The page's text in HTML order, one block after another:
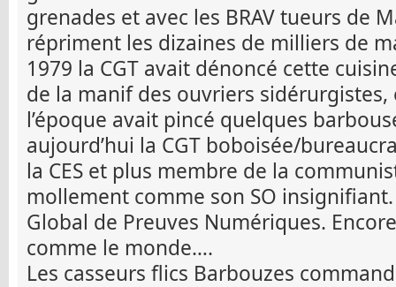
grenades et avec les BRAV tueurs de
répriment les dizaines de milliers de
1979 la CGT avait dénoncé cette
de la manif des ouvriers sidérurgistes,
l’époque avait pincé quelques
aujourd’hui la CGT boboisée/
la CES et plus membre de la
mollement comme son SO
Global de Preuves Numériques.
comme le monde….
Les casseurs flics Barbouzes